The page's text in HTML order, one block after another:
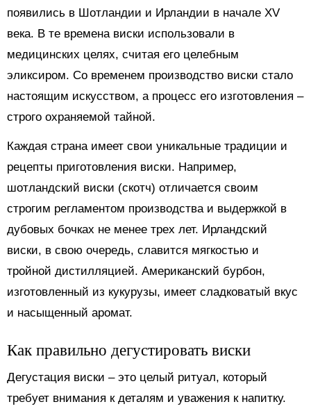
появились в Шотландии и Ирландии в начале XV
века. В те времена виски использовали в
медицинских целях, считая его целебным
эликсиром. Со временем производство виски стало
настоящим искусством, а процесс его изготовления –
строго охраняемой тайной.
Каждая страна имеет свои уникальные традиции и
рецепты приготовления виски. Например,
шотландский виски (скотч) отличается своим
строгим регламентом производства и выдержкой в
дубовых бочках не менее трех лет. Ирландский
виски, в свою очередь, славится мягкостью и
тройной дистилляцией. Американский бурбон,
изготовленный из кукурузы, имеет сладковатый вкус
и насыщенный аромат.
Как правильно дегустировать виски
Дегустация виски – это целый ритуал, который
требует внимания к деталям и уважения к напитку.